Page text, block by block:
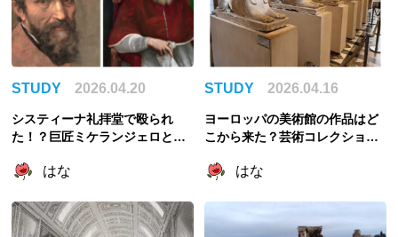
STUDY 2026.04.20
システィーナ礼拝堂で殴られ
た！？巨匠ミケランジェロと教
ピソード3選
はな
STUDY 2026.04.16
ヨーロッパの美術館の作品はど
こから来た？芸術コレクション
はな